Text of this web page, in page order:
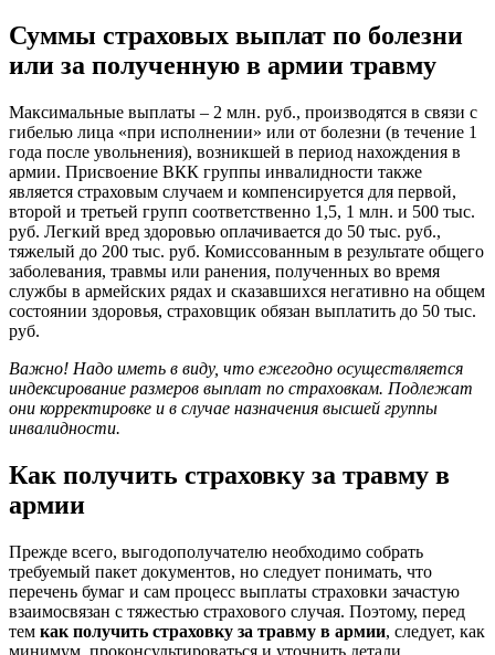
Суммы страховых выплат по болезни
или за полученную в армии травму
Максимальные выплаты – 2 млн. руб., производятся в связи с
гибелью лица «при исполнении» или от болезни (в течение 1
года после увольнения), возникшей в период нахождения в
армии. Присвоение ВКК группы инвалидности также
является страховым случаем и компенсируется для первой,
второй и третьей групп соответственно 1,5, 1 млн. и 500 тыс.
руб. Легкий вред здоровью оплачивается до 50 тыс. руб.,
тяжелый до 200 тыс. руб. Комиссованным в результате общего
заболевания, травмы или ранения, полученных во время
службы в армейских рядах и сказавшихся негативно на общем
состоянии здоровья, страховщик обязан выплатить до 50 тыс.
руб.
Важно! Надо иметь в виду, что ежегодно осуществляется
индексирование размеров выплат по страховкам. Подлежат
они корректировке и в случае назначения высшей группы
инвалидности.
Как получить страховку за травму в
армии
Прежде всего, выгодополучателю необходимо собрать
требуемый пакет документов, но следует понимать, что
перечень бумаг и сам процесс выплаты страховки зачастую
взаимосвязан с тяжестью страхового случая. Поэтому, перед
тем как получить страховку за травму в армии, следует, как
минимум, проконсультироваться и уточнить детали